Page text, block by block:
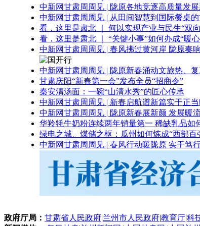
中新网甘肃周周见 | 陇原各地竞逐高质量发
中新网甘肃周周见 | 从田间智慧到国际餐桌
看，这里是肃北 ｜ 何以实现产业与民生“双
看，这里是肃北 ｜ “关键小事”如何办成“暖心
中新网甘肃周周见 | 春风拂过黄河岸 陇原奏
中新网甘肃周周见 | 陇原新春涌动文旅热、
甘肃庆阳“新春第一会”发布全员“招商令”
秦安清汤面：一碗“山清水秀”的匠心传承
中新网甘肃周周见 | 新春启航谱新篇实干正
中新网甘肃周周见 | 陇原新春展新颜 发展暖
华羚牦牛奶粉连续两年销量第一 稀缺乳品如
绿电之城、煤储之枢：瓜州如何炼成“西部百
中新网甘肃周周见 | 春风行动暖陇原 实干笃
政府厅局： 甘肃省人民政府|兰州市人民政府|教育厅|科